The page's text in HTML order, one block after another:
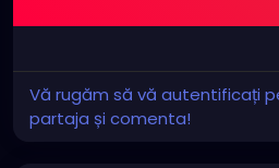
Vă rugăm să vă autentificați
partaja și comenta!